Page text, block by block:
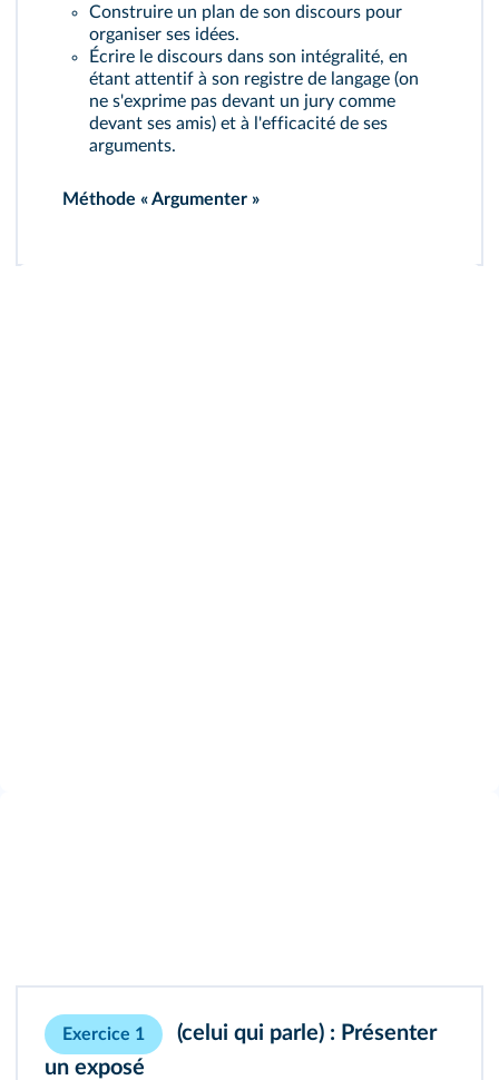
Construire un plan de son discours pour
organiser ses idées.
Écrire le discours dans son intégralité, en
étant attentif à son registre de langage (on
ne s'exprime pas devant un jury comme
devant ses amis) et à l'efficacité de ses
arguments.
Méthode « Argumenter »
Exercice 1
(celui qui parle) : Présenter
un exposé